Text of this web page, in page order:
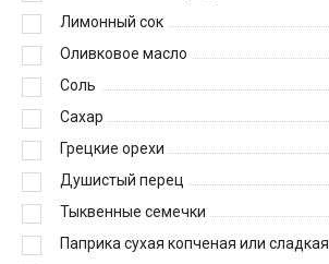
Лимонный сок
Оливковое масло
Соль
Сахар
Грецкие орехи
Душистый перец
Тыквенные семечки
Паприка сухая копченая или сладкая